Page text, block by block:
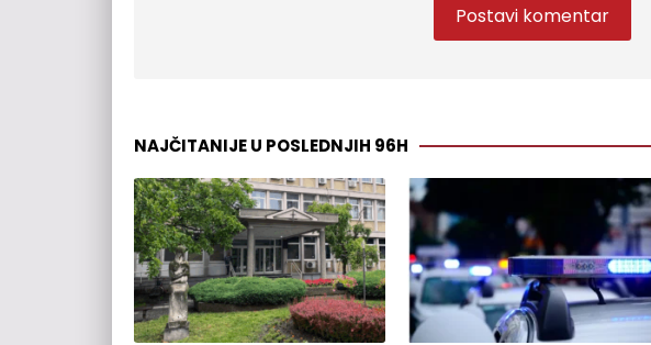
NAJČITANIJE U POSLEDNJIH 96H